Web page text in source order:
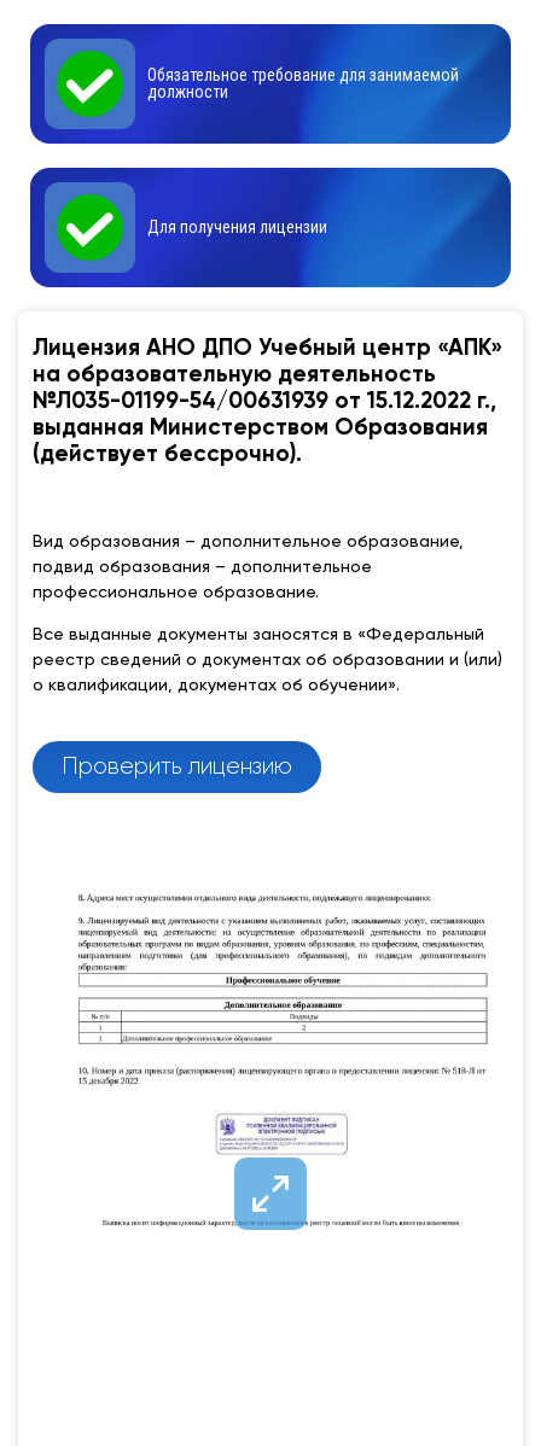
Обязательное требование для занимаемой
должности
Для получения лицензии
Лицензия АНО ДПО Учебный центр «АПК»
на образовательную деятельность
№Л035-01199-54/00631939 от 15.12.2022 г.,
выданная Министерством Образования
(действует бессрочно).
Вид образования – дополнительное образование,
подвид образования – дополнительное
профессиональное образование.
Все выданные документы заносятся в «Федеральный
реестр сведений о документах об образовании и (или)
о квалификации, документах об обучении».
Проверить лицензию